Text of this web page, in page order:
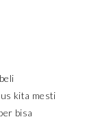
kita mesti
bisa